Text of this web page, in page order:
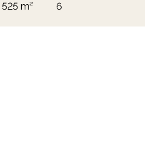
525 m² 6